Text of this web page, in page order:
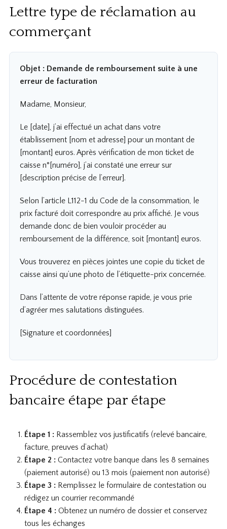
Lettre type de réclamation au
commerçant
Objet : Demande de remboursement suite à une
erreur de facturation
Madame, Monsieur,
Le [date], j’ai effectué un achat dans votre
établissement [nom et adresse] pour un montant de
[montant] euros. Après vérification de mon ticket de
caisse n°[numéro], j’ai constaté une erreur sur
[description précise de l’erreur].
Selon l’article L112-1 du Code de la consommation, le
prix facturé doit correspondre au prix affiché. Je vous
demande donc de bien vouloir procéder au
remboursement de la différence, soit [montant] euros.
Vous trouverez en pièces jointes une copie du ticket de
caisse ainsi qu’une photo de l’étiquette-prix concernée.
Dans l’attente de votre réponse rapide, je vous prie
d’agréer mes salutations distinguées.
[Signature et coordonnées]
Procédure de contestation
bancaire étape par étape
Étape 1 :Rassemblez vos justificatifs (relevé bancaire,
facture, preuves d’achat)
Étape 2 :Contactez votre banque dans les 8 semaines
(paiement autorisé) ou 13 mois (paiement non autorisé)
Étape 3 :Remplissez le formulaire de contestation ou
rédigez un courrier recommandé
Étape 4 :Obtenez un numéro de dossier et conservez
tous les échanges